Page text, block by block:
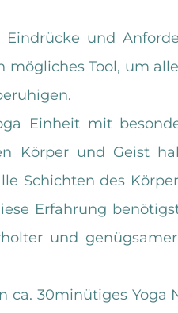
und
Tool, um
Einheit mit
Körper und Geist
Schichten des
Erfahrung
und
ca. 30minütiges Yoga